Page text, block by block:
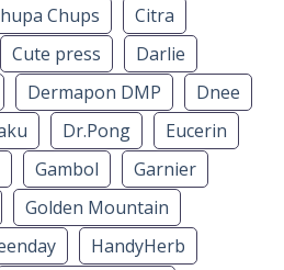
Chups
Citra
Cute press
Darlie
Dermapon DMP
Dnee
Dr.Pong
Eucerin
Gambol
Garnier
Golden Mountain
HandyHerb